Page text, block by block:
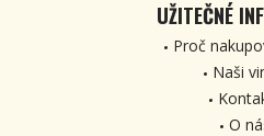
UŽITEČNÉ
Proč
Naši
O